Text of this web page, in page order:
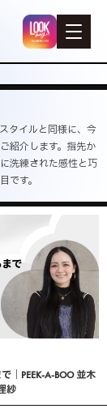
タイルと同様に、今
紹介します。指先か
洗練された感性と巧
です。
｜PEEK-A-BOO 並木
紗